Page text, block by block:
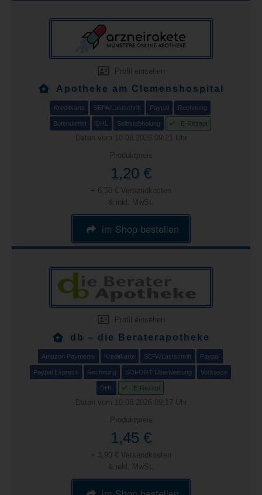
Profil einsehen
Apotheke am Clemenshospital
Kreditkarte SEPA/Lastschrift Paypal Rechnung
Botendienst DHL Selbstabholung E-Rezept
Daten vom 10.08.2026 09:21 Uhr
Produktpreis
1,20 €
+ 6,50 € Versandkosten
& inkl. MwSt.
im Shop bestellen
Profil einsehen
db – die Beraterapotheke
Amazon Payments Kreditkarte SEPA/Lastschrift Paypal
Paypal Express Rechnung SOFORT Überweisung Vorkasse
DHL E-Rezept
Daten vom 10.08.2026 09:17 Uhr
Produktpreis
1,45 €
+ 3,90 € Versandkosten
& inkl. MwSt.